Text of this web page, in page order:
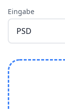
Eingabe
PSD